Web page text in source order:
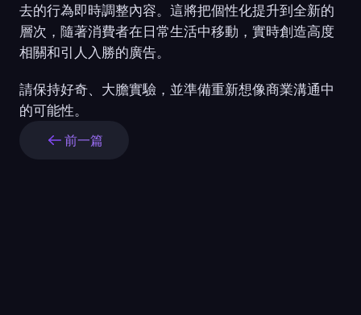
去的行為即時調整內容。這將把個性化提升到全新的
層次，隨著消費者在日常生活中移動，實時創造高度
相關和引人入勝的廣告。
請保持好奇、大膽實驗，並準備重新想像商業溝通中
的可能性。
前一篇